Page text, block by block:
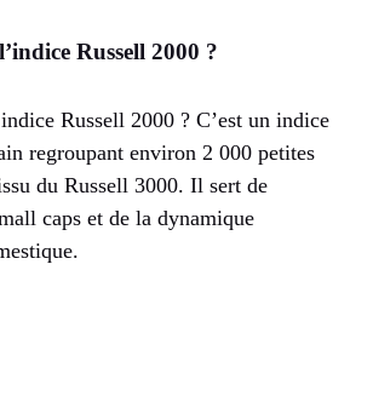
Russell 2000 ?
Russell 2000 ? C’est un indice
regroupant environ 2 000 petites
du Russell 3000. Il sert de
caps et de la dynamique